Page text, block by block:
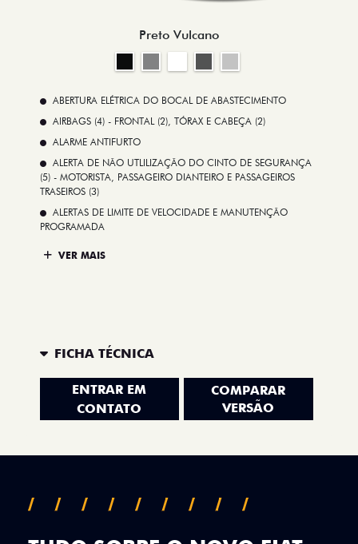
Preto Vulcano
ABERTURA ELÉTRICA DO BOCAL DE ABASTECIMENTO
AIRBAGS (4) - FRONTAL (2), TÓRAX E CABEÇA (2)
ALARME ANTIFURTO
ALERTA DE NÃO UTLILIZAÇÃO DO CINTO DE SEGURANÇA
(5) - MOTORISTA, PASSAGEIRO DIANTEIRO E PASSAGEIROS
TRASEIROS (3)
ALERTAS DE LIMITE DE VELOCIDADE E MANUTENÇÃO
PROGRAMADA
VER MAIS
FICHA TÉCNICA
ENTRAR EM
CONTATO
COMPARAR
VERSÃO